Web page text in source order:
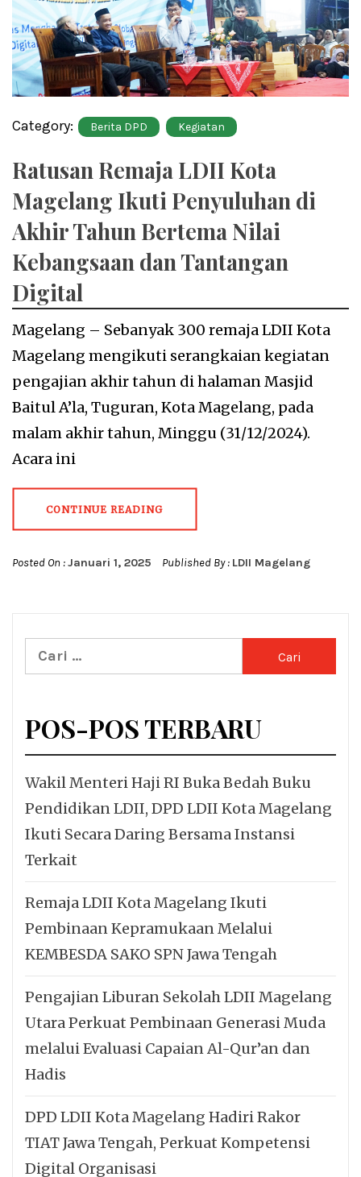
Category: Berita DPD Kegiatan
Ratusan Remaja LDII Kota
Magelang Ikuti Penyuluhan di
Akhir Tahun Bertema Nilai
Kebangsaan dan Tantangan
Digital
Magelang – Sebanyak 300 remaja LDII Kota
Magelang mengikuti serangkaian kegiatan
pengajian akhir tahun di halaman Masjid
Baitul A’la, Tuguran, Kota Magelang, pada
malam akhir tahun, Minggu (31/12/2024).
Acara ini
CONTINUE READING
Posted On :Januari 1, 2025 Published By : LDII Magelang
Cari
untuk:
POS-POS TERBARU
Wakil Menteri Haji RI Buka Bedah Buku
Pendidikan LDII, DPD LDII Kota Magelang
Ikuti Secara Daring Bersama Instansi
Terkait
Remaja LDII Kota Magelang Ikuti
Pembinaan Kepramukaan Melalui
KEMBESDA SAKO SPN Jawa Tengah
Pengajian Liburan Sekolah LDII Magelang
Utara Perkuat Pembinaan Generasi Muda
melalui Evaluasi Capaian Al-Qur’an dan
Hadis
DPD LDII Kota Magelang Hadiri Rakor
TIAT Jawa Tengah, Perkuat Kompetensi
Digital Organisasi